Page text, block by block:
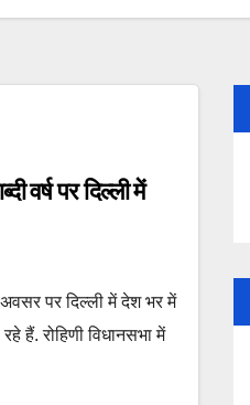
वर्ष पर दिल्ली में
पर दिल्ली में देश भर में
हैं. रोहिणी विधानसभा में